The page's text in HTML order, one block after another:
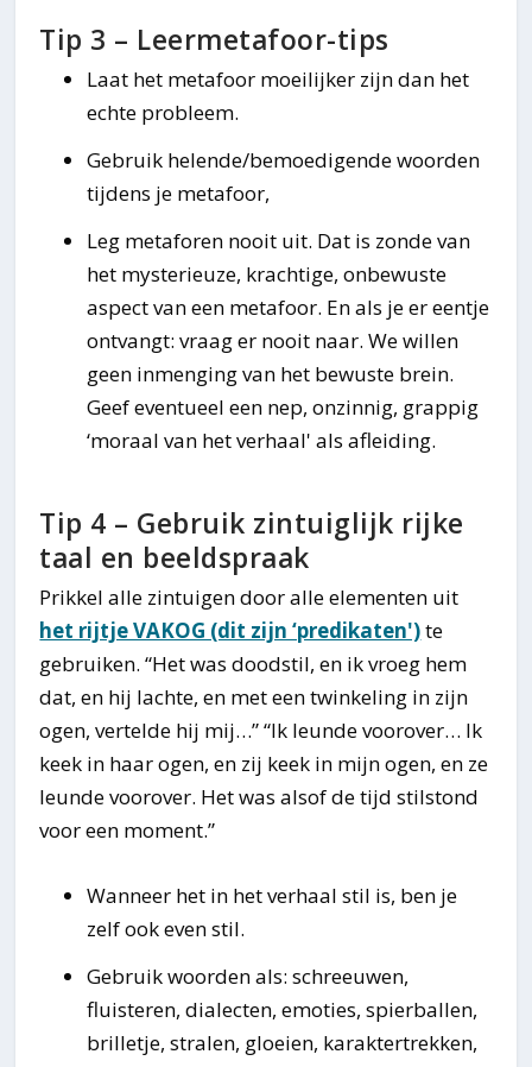
Tip 3 – Leermetafoor-tips
Laat het metafoor moeilijker zijn dan het
echte probleem.
Gebruik helende/bemoedigende woorden
tijdens je metafoor,
Leg metaforen nooit uit. Dat is zonde van
het mysterieuze, krachtige, onbewuste
aspect van een metafoor. En als je er eentje
ontvangt: vraag er nooit naar. We willen
geen inmenging van het bewuste brein.
Geef eventueel een nep, onzinnig, grappig
‘moraal van het verhaal' als afleiding.
Tip 4 – Gebruik zintuiglijk rijke
taal en beeldspraak
Prikkel alle zintuigen door alle elementen uit
het rijtje VAKOG (dit zijn ‘predikaten')te
gebruiken. “Het was doodstil, en ik vroeg hem
dat, en hij lachte, en met een twinkeling in zijn
ogen, vertelde hij mij…” “Ik leunde voorover… Ik
keek in haar ogen, en zij keek in mijn ogen, en ze
leunde voorover. Het was alsof de tijd stilstond
voor een moment.”
Wanneer het in het verhaal stil is, ben je
zelf ook even stil.
Gebruik woorden als: schreeuwen,
fluisteren, dialecten, emoties, spierballen,
brilletje, stralen, gloeien, karaktertrekken,